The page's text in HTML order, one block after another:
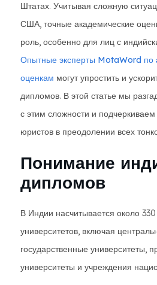
Штатах. Учитывая сложную
США, точные академические
роль, особенно для лиц с
Опытные эксперты MotaWord по
оценкам могут упростить и
дипломов. В этой статье мы
с этим сложности и
юристов в преодолении всех
Понимание
дипломов
В Индии насчитывается около
университетов, включая
государственные университеты,
университеты и учреждения